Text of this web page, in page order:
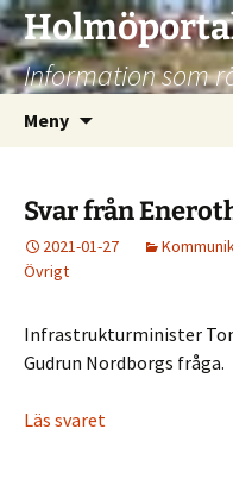
Hoppa
till
innehåll
Information som
Meny
Svar från
2021-01-27
Övrigt
Infrastrukturminister
Gudrun Nordborgs fråga.
Läs svaret